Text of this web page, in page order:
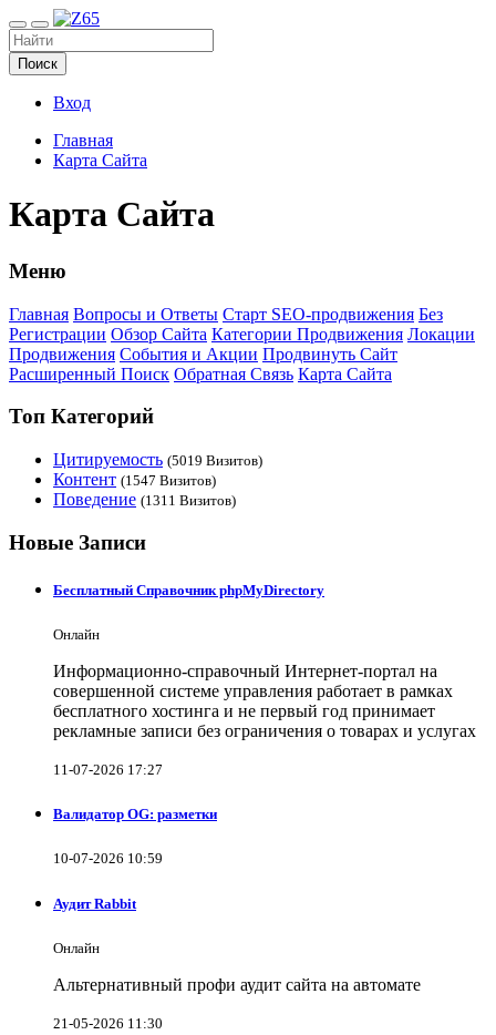
Поиск
Вход
Главная
Карта Сайта
Карта Сайта
Меню
Главная Вопросы и Ответы Старт SEO-продвижения Без
Регистрации Обзор Сайта Категории Продвижения Локации
Продвижения События и Акции Продвинуть Сайт
Расширенный Поиск Обратная Связь Карта Сайта
Топ Категорий
Цитируемость (5019 Визитов)
Контент (1547 Визитов)
Поведение (1311 Визитов)
Новые Записи
Бесплатный Справочник phpMyDirectory
Онлайн
Информационно-справочный Интернет-портал на
совершенной системе управления работает в рамках
бесплатного хостинга и не первый год принимает
рекламные записи без ограничения о товарах и услугах
11-07-2026 17:27
Валидатор OG: разметки
10-07-2026 10:59
Аудит Rabbit
Онлайн
Альтернативный профи аудит сайта на автомате
21-05-2026 11:30